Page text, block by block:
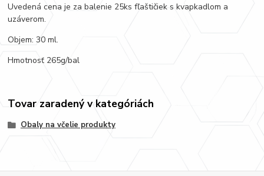
Uvedená cena je za balenie 25ks fľaštičiek s kvapkadlom a
uzáverom.
Objem: 30 ml.
Hmotnosť 265g/bal
Tovar zaradený v kategóriách
Obaly na včelie produkty